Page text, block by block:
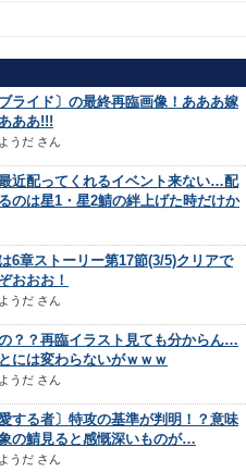
ライド〕の最終再臨画像！あああ嫁
ああ!!!
うだ さん
近配ってくれるイベント来ない…配
のは星1・星2鯖の絆上げた時だけか
6章ストーリー第17節(3/5)クリアで
おおお！
うだ さん
？？再臨イラスト見ても分からん…
には変わらないがｗｗｗ
うだ さん
する者〕特攻の基準が判明！？意味
の鯖見ると感慨深いものが…
うだ さん